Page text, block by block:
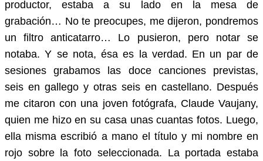
productor, estaba a su lado en la mesa de
grabación… No te preocupes, me dijeron, pondremos
un filtro anticatarro… Lo pusieron, pero notar se
notaba. Y se nota, ésa es la verdad. En un par de
sesiones grabamos las doce canciones previstas,
seis en gallego y otras seis en castellano. Después
me citaron con una joven fotógrafa, Claude Vaujany,
quien me hizo en su casa unas cuantas fotos. Luego,
ella misma escribió a mano el título y mi nombre en
rojo sobre la foto seleccionada. La portada estaba